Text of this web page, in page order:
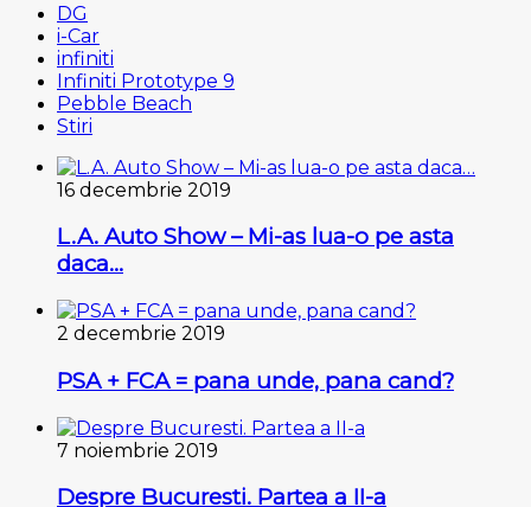
DG
i-Car
infiniti
Infiniti Prototype 9
Pebble Beach
Stiri
16 decembrie 2019
L.A. Auto Show – Mi-as lua-o pe asta
daca…
2 decembrie 2019
PSA + FCA = pana unde, pana cand?
7 noiembrie 2019
Despre Bucuresti. Partea a II-a